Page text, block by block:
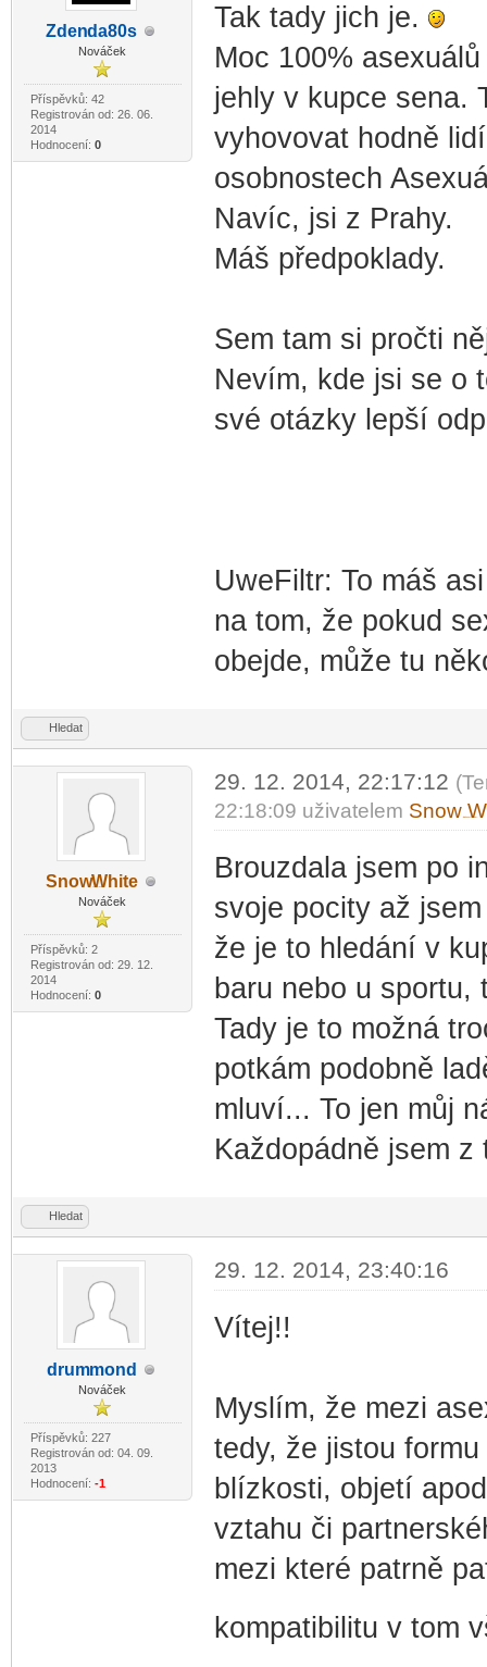
Zdenda80s
Nováček
Příspěvků: 42
Registrován od: 26. 06.
2014
Hodnocení: 0
Tak tady jich je.
Moc 100%
jehly v kupce sena.
vyhovovat hodně
osobnostech
Navíc, jsi z Prahy.
Máš předpoklady.
Sem tam si pročti
Nevím, kde jsi se o
své otázky lepší
UweFiltr: To máš
na tom, že pokud
obejde, může tu
Hledat
SnowWhite
Nováček
Příspěvků: 2
Registrován od: 29. 12.
2014
Hodnocení: 0
29. 12. 2014, 22:17:12
22:18:09 uživatelem Snow
Brouzdala jsem po
svoje pocity až
že je to hledání v
baru nebo u
Tady je to možná
potkám podobně
mluví... To jen můj
Každopádně jsem
Hledat
drummond
Nováček
Příspěvků: 227
Registrován od: 04. 09.
2013
Hodnocení: -1
29. 12. 2014, 23:40:16
Vítej!!
Myslím, že mezi
tedy, že jistou
blízkosti, objetí
vztahu či
mezi které patrně
kompatibilitu v tom